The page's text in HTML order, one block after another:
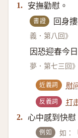
1. 安撫勸慰。
書證 回身
義．第八回》
因恐迎春今
夢．第七三回》
近義詞 慰
反義詞 打
2. 心中感到快慰
例如 如：